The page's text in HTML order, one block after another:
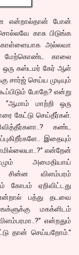
என்றால்தான் போன்
காசு பிடுங்க
அல்லவா
மேற்கொண்ட காலை
ஒரு கஸ்டமர் கேர் ஆள்
சார்ஜ் செய்ய முடியும்
போதே? என்று
மாற்றி ஒரு
கேட்டு செய்தீர்கள்.
கண்ட
இதையும்
என்றேன்
அமைதியாய்
சின்ன விளம்பரம்
கோபம் ஏறிவிட்டது
பத்து தடவை
மகக்ளிடம்
என்றதும்
தான் செய்யறோம்.”